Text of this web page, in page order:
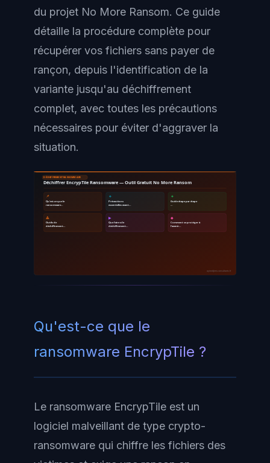
du projet No More Ransom. Ce guide
détaille la procédure complète pour
récupérer vos fichiers sans payer de
rançon, depuis l'identification de la
variante jusqu'au déchiffrement
complet, avec toutes les précautions
nécessaires pour éviter d'aggraver la
situation.
DÉCHIFFREMENT RANSOMWARE
Déchiffrer EncrypTile Ransomware — Outil Gratuit No More Ransom
📌
Qu'est-ce que le
ransomware…
🔹
Précautions
essentielles avant…
🔸
Guide étape par étape
🔺
Outils de
déchiffrement…
▶
Que faire si le
déchiffrement…
◆
Comment se protéger à
l'avenir…
ayinedjimi-consultants.fr
Qu'est-ce que le
ransomware EncrypTile ?
Le ransomware EncrypTile est un
logiciel malveillant de type crypto-
ransomware qui chiffre les fichiers des